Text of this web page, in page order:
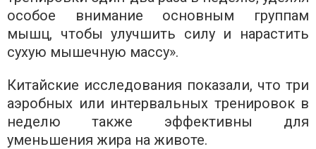
особое внимание основным группам
мышц, чтобы улучшить силу и нарастить
сухую мышечную массу».
Китайские исследования показали, что три
аэробных или интервальных тренировок в
неделю также эффективны для
уменьшения жира на животе.